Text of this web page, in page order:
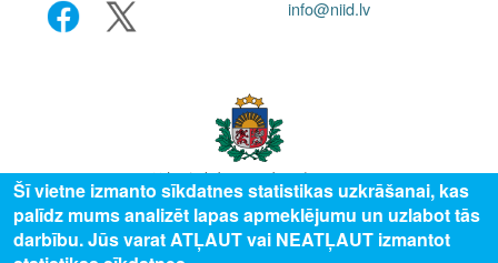
info@niid.lv
© 2025 Valsts izglītības attīstības aģentūra, publicētā satura visas tiesības
Šī vietne izmanto sīkdatnes statistikas uzkrāšanai, kas
palīdz mums analizēt lapas apmeklējumu un uzlabot tās
darbību. Jūs varat ATĻAUT vai NEATĻAUT izmantot